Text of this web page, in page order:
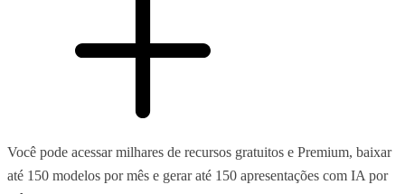
Você pode acessar milhares de recursos gratuitos e Premium, baixar
até 150 modelos por mês e gerar até 150 apresentações com IA por